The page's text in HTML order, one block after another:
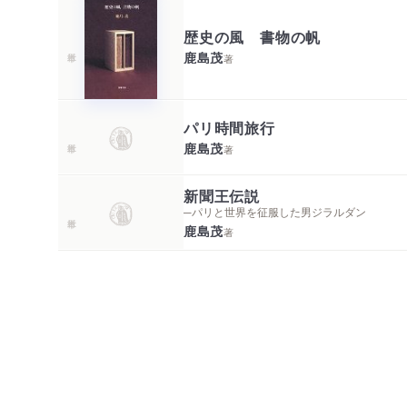
歴史の風 書物の帆
鹿島茂著
パリ時間旅行
鹿島茂著
新聞王伝説
─パリと世界を征服した男ジラルダン
鹿島茂著